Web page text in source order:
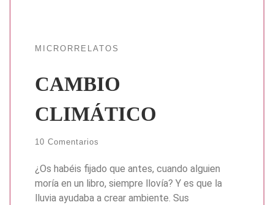
MICRORRELATOS
CAMBIO
CLIMÁTICO
10 Comentarios
¿Os habéis fijado que antes, cuando alguien
moría en un libro, siempre llovía? Y es que la
lluvia ayudaba a crear ambiente. Sus